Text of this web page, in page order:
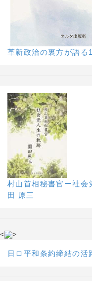
革新政治の裏方が語
村山首相秘書官ー社
田 原三
< >
日ロ平和条約締結の